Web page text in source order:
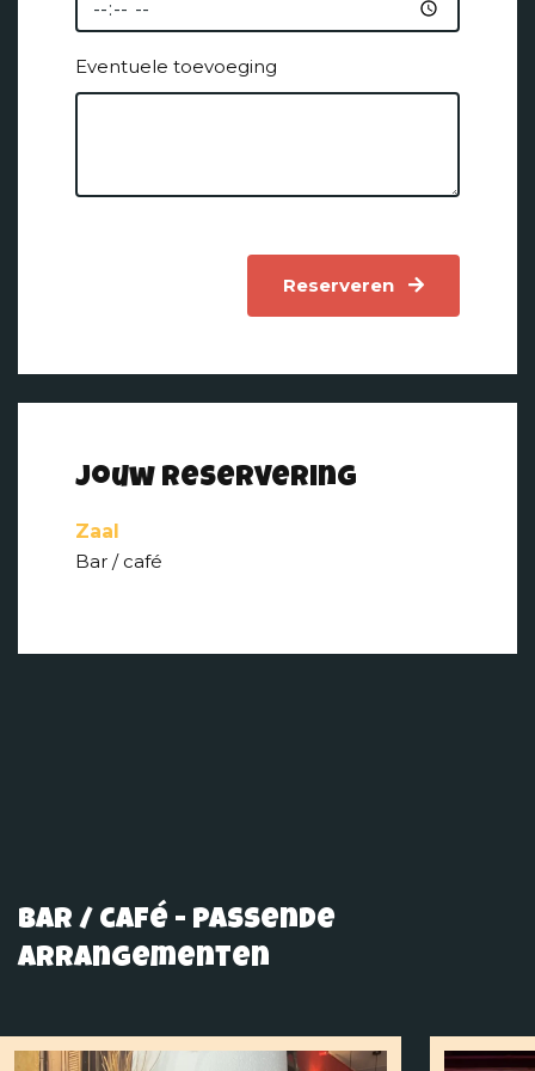
Eventuele toevoeging
Reserveren
Jouw reservering
Zaal
Bar / café
Bar / café - passende
arrangementen